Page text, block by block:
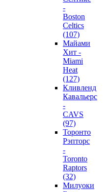
-
Boston
Celtics
(107)
Майами
Хит -
Miami
Heat
(127)
Кливленд
Кавальерс
-
CAVS
(97)
Торонто
Рэпторс
-
Toronto
Raptors
(32)
Милуоки